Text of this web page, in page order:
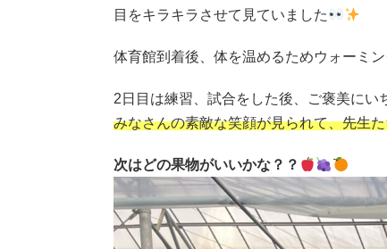
目をキラキラさせて見ていました
体育館到着後、体を温めるためウォーミ
2日目は練習、試合をした後、ご褒美にい
みなさんの素敵な笑顔が見られて、先生
次はどの果物がいいかな？？